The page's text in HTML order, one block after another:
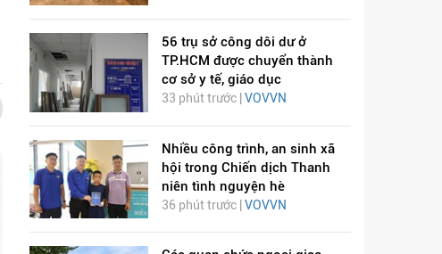
56 trụ sở công dôi dư ở
TP.HCM được chuyển thành
cơ sở y tế, giáo dục
33 phút trước | VOVVN
Nhiều công trình, an sinh xã
hội trong Chiến dịch Thanh
niên tình nguyện hè
36 phút trước | VOVVN